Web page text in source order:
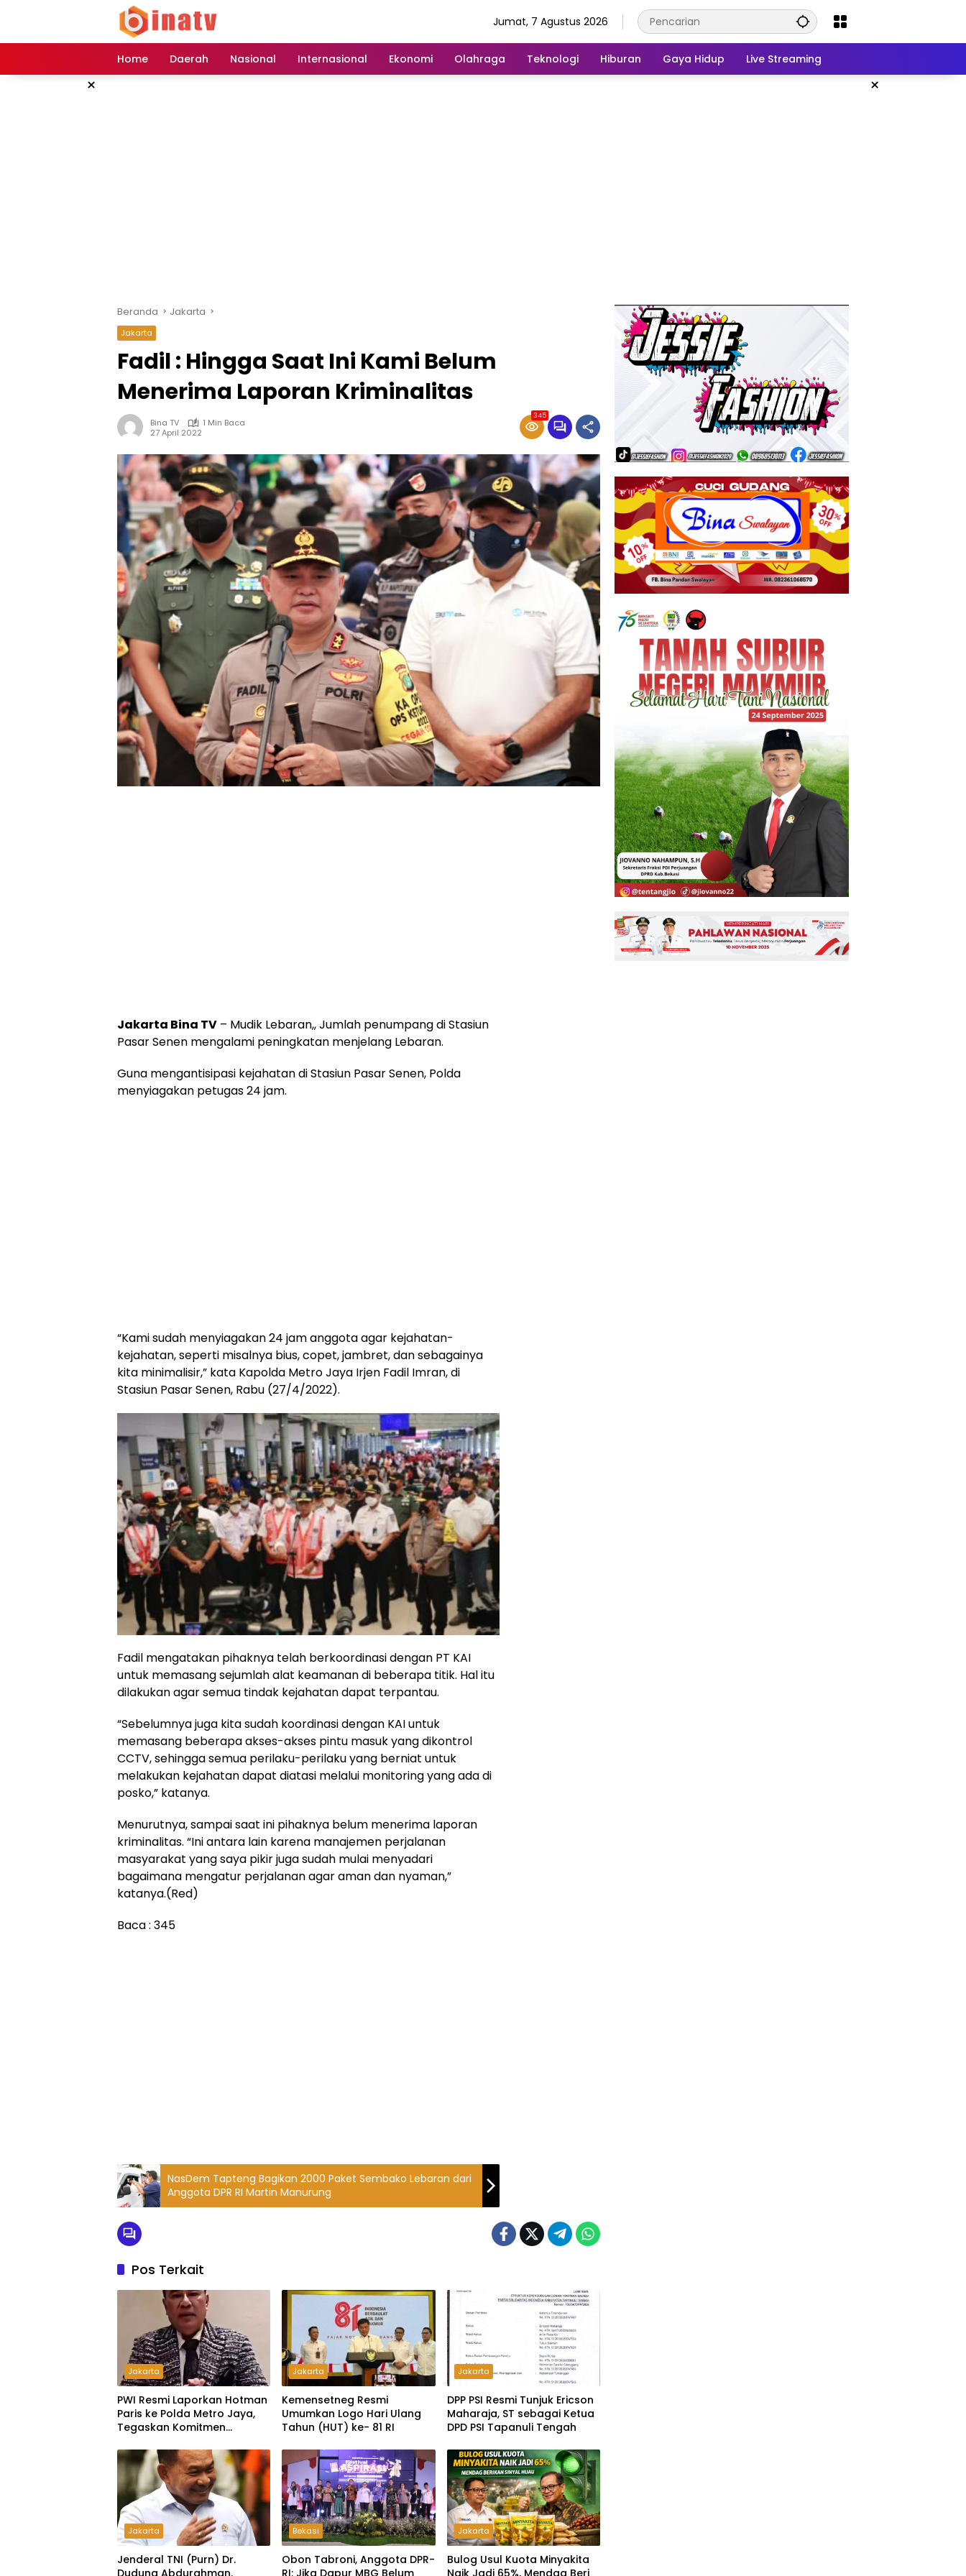
Jumat, 7 Agustus 2026
Home Daerah Nasional Internasional Ekonomi Olahraga Teknologi Hiburan Gaya Hidup Live Streaming
× ×
Beranda Jakarta
Jakarta
Fadil : Hingga Saat Ini Kami Belum
Menerima Laporan Kriminalitas
Bina TV
1 Min Baca
27 April 2022
345
Jakarta Bina TV – Mudik Lebaran,, Jumlah penumpang di Stasiun
Pasar Senen mengalami peningkatan menjelang Lebaran.
Guna mengantisipasi kejahatan di Stasiun Pasar Senen, Polda
menyiagakan petugas 24 jam.
“Kami sudah menyiagakan 24 jam anggota agar kejahatan-
kejahatan, seperti misalnya bius, copet, jambret, dan sebagainya
kita minimalisir,” kata Kapolda Metro Jaya Irjen Fadil Imran, di
Stasiun Pasar Senen, Rabu (27/4/2022).
Fadil mengatakan pihaknya telah berkoordinasi dengan PT KAI
untuk memasang sejumlah alat keamanan di beberapa titik. Hal itu
dilakukan agar semua tindak kejahatan dapat terpantau.
“Sebelumnya juga kita sudah koordinasi dengan KAI untuk
memasang beberapa akses-akses pintu masuk yang dikontrol
CCTV, sehingga semua perilaku-perilaku yang berniat untuk
melakukan kejahatan dapat diatasi melalui monitoring yang ada di
posko,” katanya.
Menurutnya, sampai saat ini pihaknya belum menerima laporan
kriminalitas. “Ini antara lain karena manajemen perjalanan
masyarakat yang saya pikir juga sudah mulai menyadari
bagaimana mengatur perjalanan agar aman dan nyaman,”
katanya.(Red)
Baca : 345
NasDem Tapteng Bagikan 2000 Paket Sembako Lebaran dari
Anggota DPR RI Martin Manurung
Pos Terkait
Jakarta
PWI Resmi Laporkan Hotman
Paris ke Polda Metro Jaya,
Tegaskan Komitmen
Wartawan
Jakarta
Kemensetneg Resmi
Umumkan Logo Hari Ulang
Tahun (HUT) ke- 81 RI
Jakarta
DPP PSI Resmi Tunjuk Ericson
Maharaja, ST sebagai Ketua
DPD PSI Tapanuli Tengah
Jakarta
Jenderal TNI (Purn) Dr.
Bekasi
Obon Tabroni, Anggota DPR-
Jakarta
Bulog Usul Kuota Minyakita